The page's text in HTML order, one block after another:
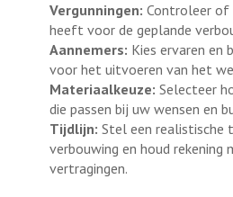
Vergunningen: Controleer of
heeft voor de geplande
Aannemers: Kies ervaren en
voor het uitvoeren van het
Materiaalkeuze: Selecteer
die passen bij uw wensen en
Tijdlijn: Stel een realistische
verbouwing en houd rekening
vertragingen.